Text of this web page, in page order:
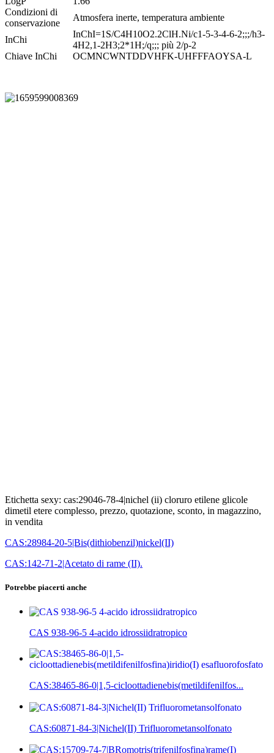
Condizioni di
conservazione
Atmosfera inerte, temperatura ambiente
InChi
InChI=1S/C4H10O2.2ClH.Ni/c1-5-3-4-6-2;;;/h3-
4H2,1-2H3;2*1H;/q;;; più 2/p-2
Chiave InChi
OCMNCWNTDDVHFK-UHFFFAOYSA-L
Etichetta sexy: cas:29046-78-4|nichel (ii) cloruro etilene glicole
dimetil etere complesso, prezzo, quotazione, sconto, in magazzino,
in vendita
CAS:28984-20-5|Bis(dithiobenzil)nickel(II)
CAS:142-71-2|Acetato di rame (II).
Potrebbe piacerti anche
CAS 938-96-5 4-acido idrossiidratropico
CAS:38465-86-0|1,5-cicloottadienebis(metildifenilfos...
CAS:60871-84-3|Nichel(II) Trifluorometansolfonato